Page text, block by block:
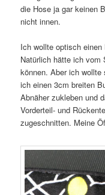
die Hose ja gar keinen
nicht innen.
Ich wollte optisch
Natürlich hätte ich vom
können. Aber ich
ich einen 3cm breiten
Abnäher zukleben und
Vorderteil- und
zugeschnitten. Meine